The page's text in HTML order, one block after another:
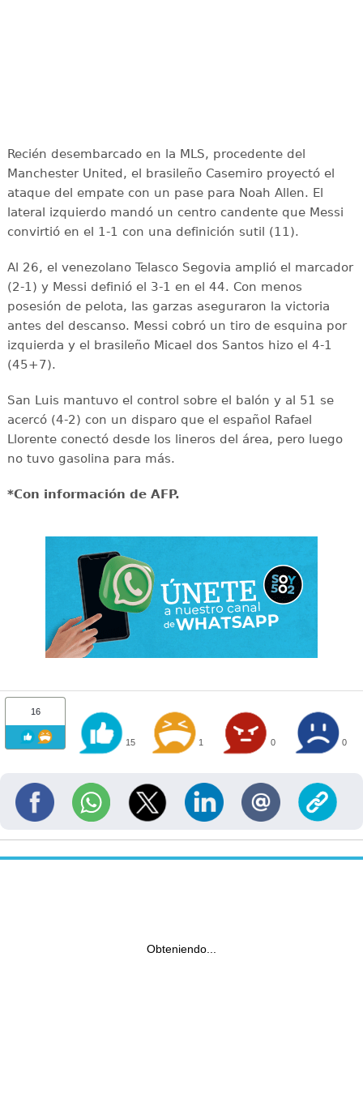
Recién desembarcado en la MLS, procedente del
Manchester United, el brasileño Casemiro proyectó el
ataque del empate con un pase para Noah Allen. El
lateral izquierdo mandó un centro candente que Messi
convirtió en el 1-1 con una definición sutil (11).
Al 26, el venezolano Telasco Segovia amplió el marcador
(2-1) y Messi definió el 3-1 en el 44. Con menos
posesión de pelota, las garzas aseguraron la victoria
antes del descanso. Messi cobró un tiro de esquina por
izquierda y el brasileño Micael dos Santos hizo el 4-1
(45+7).
San Luis mantuvo el control sobre el balón y al 51 se
acercó (4-2) con un disparo que el español Rafael
Llorente conectó desde los lineros del área, pero luego
no tuvo gasolina para más.
*Con información de AFP.
16
15 1 0 0
Obteniendo...